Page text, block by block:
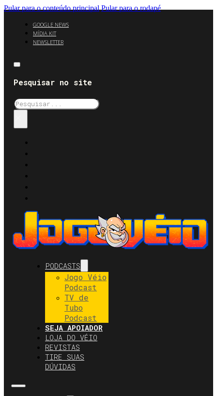
Pular para o conteúdo principal Pular para o rodapé
GOOGLE NEWS
MÍDIA KIT
NEWSLETTER
Pesquisar no site
Pesquisar
PODCASTS
Jogo Véio
Podcast
TV de
Tubo
Podcast
SEJA APOIADOR
LOJA DO VÉIO
REVISTAS
TIRE SUAS
DÚVIDAS